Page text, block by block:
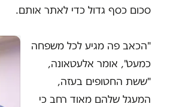
סכום כסף גדול כדי לאתר אותם.
"הכאב פה מגיע לכל משפחה
כמעט", אומר אלעטאונה,
"ששת החטופים בעזה,
המעגל שלהם מאוד רחב כי